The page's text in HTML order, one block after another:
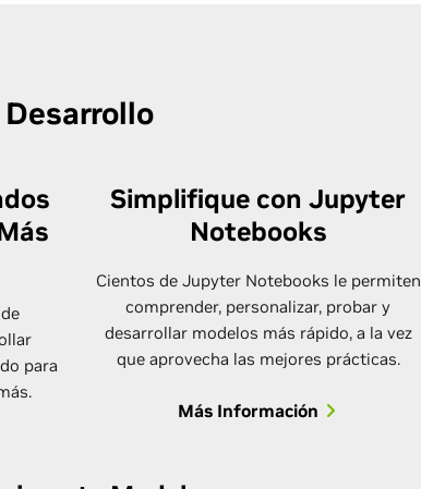
para
Simplifique con Jupyter
Notebooks
Cientos de Jupyter Notebooks le permiten
comprender, personalizar, probar y
desarrollar modelos más rápido, a la vez
que aprovecha las mejores prácticas.
Más Información